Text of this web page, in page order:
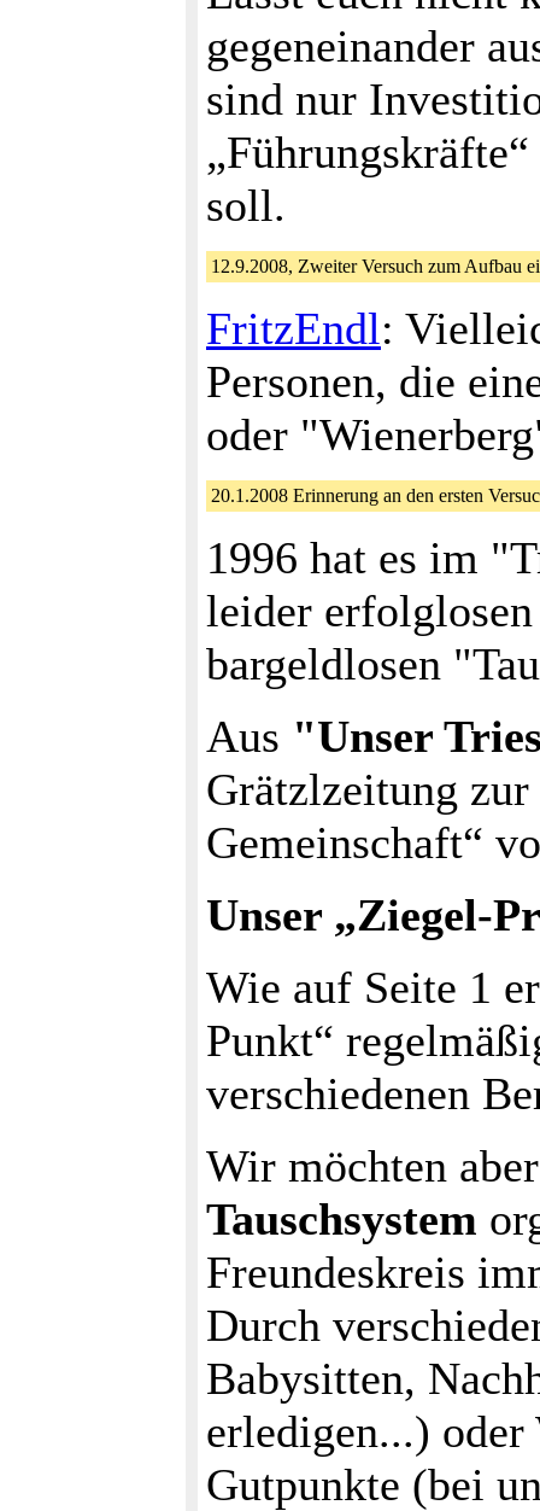
gegeneinander
sind nur
soll.
12.9.2008, Zweiter Versuch zum Aufbau
FritzEndl:
Personen, die
oder
20.1.2008 Erinnerung an den ersten
1996 hat es im
leider erfolglosen
bargeldlosen
Aus "Unser
Grätzlzeitung zur
Gemeinschaft“
Unser „Ziegel-
Wie auf Seite 1
Punkt“
verschiedenen
Wir möchten
Tauschsystem
Freundeskreis
Durch
Babysitten,
erledigen...) oder
Gutpunkte (bei